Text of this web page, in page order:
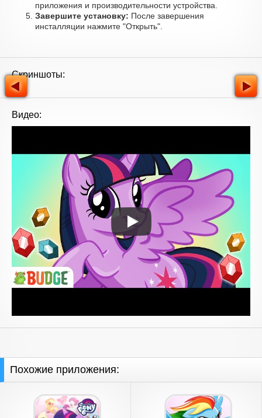
приложения и производительности устройства.
Завершите установку: После завершения
инсталляции нажмите "Открыть".
Скриншоты:
Видео:
Похожие приложения: